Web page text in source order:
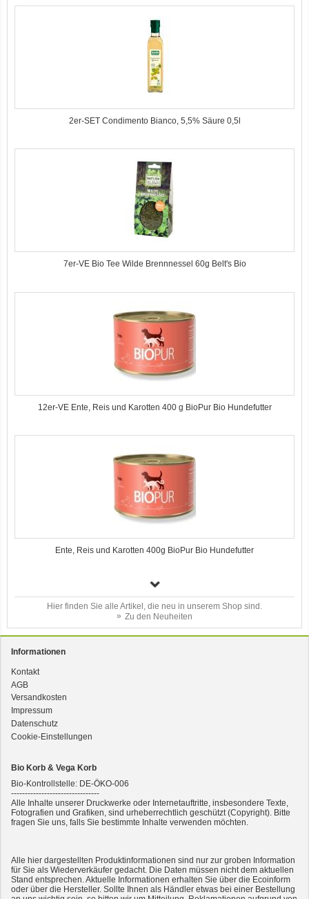
2er-SET Condimento Bianco, 5,5% Säure 0,5l
7er-VE Bio Tee Wilde Brennnessel 60g Belt's Bio
12er-VE Ente, Reis und Karotten 400 g BioPur Bio Hundefutter
Ente, Reis und Karotten 400g BioPur Bio Hundefutter
3er-SET Bio Sticks Soft (weiche Hundeleckerli) Huhn 150g Dog's Love
Hier finden Sie alle Artikel, die neu in unserem Shop sind.
Zu den Neuheiten
Informationen
Kontakt
AGB
Versandkosten
Impressum
Datenschutz
Cookie-Einstellungen
Bio Korb & Vega Korb
Bio-Kontrollstelle: DE-ÖKO-006
--------------------------------
Alle Inhalte unserer Druckwerke oder Internetauftritte, insbesondere Texte,
Fotografien und Grafiken, sind urheberrechtlich geschützt (Copyright). Bitte
fragen Sie uns, falls Sie bestimmte Inhalte verwenden möchten.
Alle hier dargestellten Produktinformationen sind nur zur groben Information
für Sie als Wiederverkäufer gedacht. Die Daten müssen nicht dem aktuellen
Stand entsprechen. Aktuelle Informationen erhalten Sie über die Ecoinform
oder über die Hersteller. Sollte Ihnen als Händler etwas bei einer Bestellung